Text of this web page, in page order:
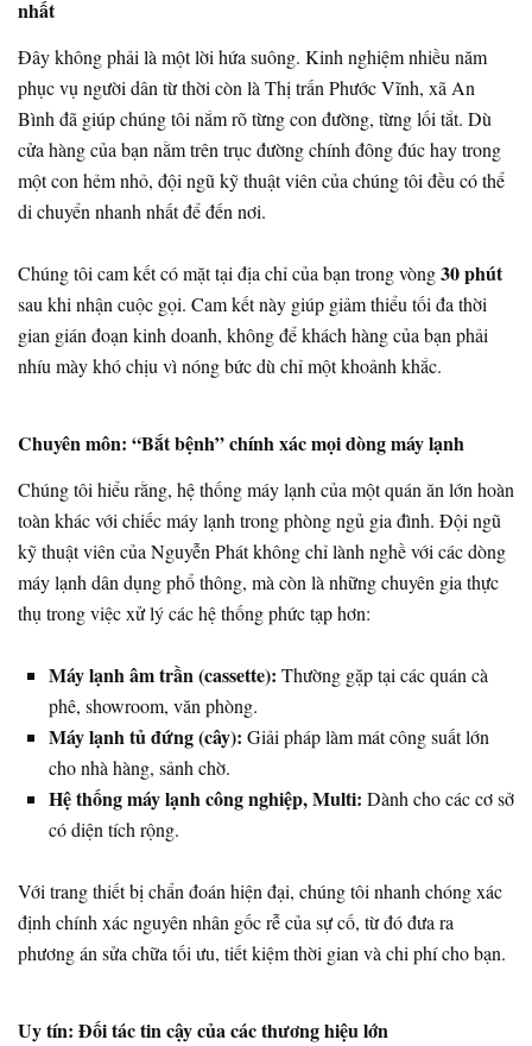
nhất
Đây không phải là một lời hứa suông. Kinh nghiệm nhiều năm
phục vụ người dân từ thời còn là Thị trấn Phước Vĩnh, xã An
Bình đã giúp chúng tôi nắm rõ từng con đường, từng lối tắt. Dù
cửa hàng của bạn nằm trên trục đường chính đông đúc hay trong
một con hẻm nhỏ, đội ngũ kỹ thuật viên của chúng tôi đều có thể
di chuyển nhanh nhất để đến nơi.
Chúng tôi cam kết có mặt tại địa chỉ của bạn trong vòng30 phút
sau khi nhận cuộc gọi. Cam kết này giúp giảm thiểu tối đa thời
gian gián đoạn kinh doanh, không để khách hàng của bạn phải
nhíu mày khó chịu vì nóng bức dù chỉ một khoảnh khắc.
Chuyên môn: “Bắt bệnh” chính xác mọi dòng máy lạnh
Chúng tôi hiểu rằng, hệ thống máy lạnh của một quán ăn lớn hoàn
toàn khác với chiếc máy lạnh trong phòng ngủ gia đình. Đội ngũ
kỹ thuật viên của Nguyễn Phát không chỉ lành nghề với các dòng
máy lạnh dân dụng phổ thông, mà còn là những chuyên gia thực
thụ trong việc xử lý các hệ thống phức tạp hơn:
Máy lạnh âm trần (cassette): Thường gặp tại các quán cà
phê, showroom, văn phòng.
Máy lạnh tủ đứng (cây): Giải pháp làm mát công suất lớn
cho nhà hàng, sảnh chờ.
Hệ thống máy lạnh công nghiệp, Multi: Dành cho các cơ sở
có diện tích rộng.
Với trang thiết bị chẩn đoán hiện đại, chúng tôi nhanh chóng xác
định chính xác nguyên nhân gốc rễ của sự cố, từ đó đưa ra
phương án sửa chữa tối ưu, tiết kiệm thời gian và chi phí cho bạn.
Uy tín: Đối tác tin cậy của các thương hiệu lớn